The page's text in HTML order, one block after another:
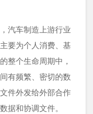
汽车制造上游行业
要为个人消费、基
整个生命周期中，
有频繁、密切的数
件外发给外部合作
据和协调文件。